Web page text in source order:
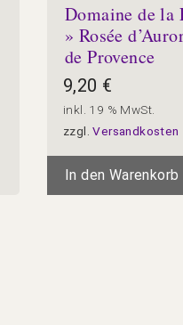
Domaine de la
» Rosée
de Provence
9,20 €
inkl. 19 % MwSt.
zzgl.Versandkosten
In den Warenkorb